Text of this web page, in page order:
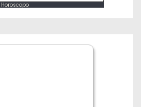
Horoscopo